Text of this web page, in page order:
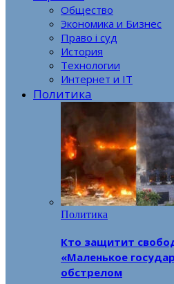
Общество
Экономика и Бизнес
Право і суд
История
Технологии
Интернет и IT
Политика
Политика
Кто защитит
«Маленькое
обстрелом